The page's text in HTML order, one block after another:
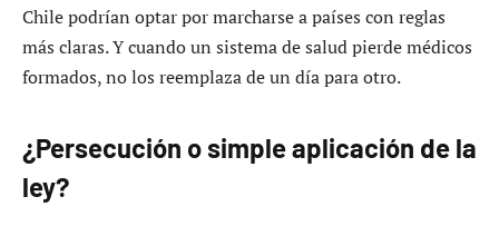
Chile podrían optar por marcharse a países con reglas
más claras. Y cuando un sistema de salud pierde médicos
formados, no los reemplaza de un día para otro.
¿Persecución o simple aplicación de la
ley?